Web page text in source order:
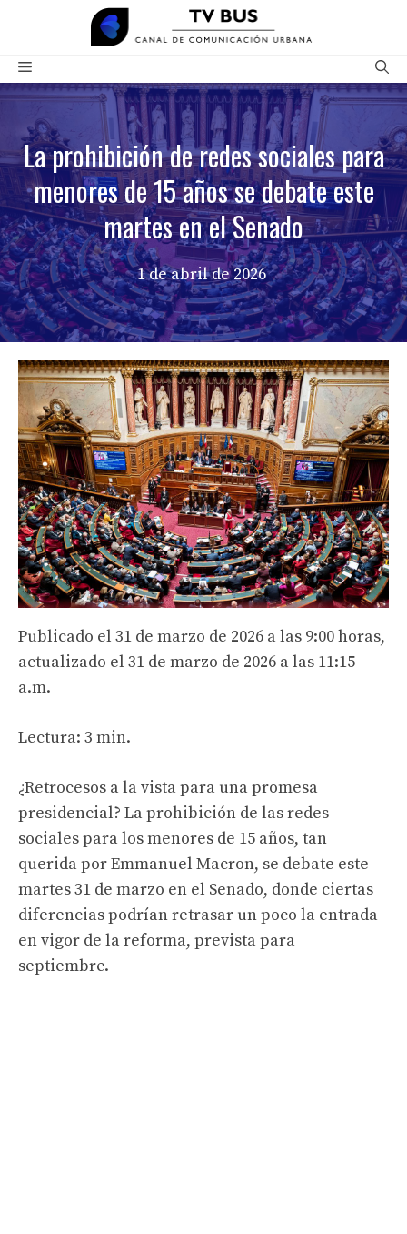
contenido
Menú
La prohibición de redes sociales para
menores de 15 años se debate este
martes en el Senado
1 de abril de 2026
Publicado el 31 de marzo de 2026 a las 9:00 horas,
actualizado el 31 de marzo de 2026 a las 11:15
a.m.
Lectura: 3 min.
¿Retrocesos a la vista para una promesa
presidencial? La prohibición de las redes
sociales para los menores de 15 años, tan
querida por Emmanuel Macron, se debate este
martes 31 de marzo en el Senado, donde ciertas
diferencias podrían retrasar un poco la entrada
en vigor de la reforma, prevista para
septiembre.